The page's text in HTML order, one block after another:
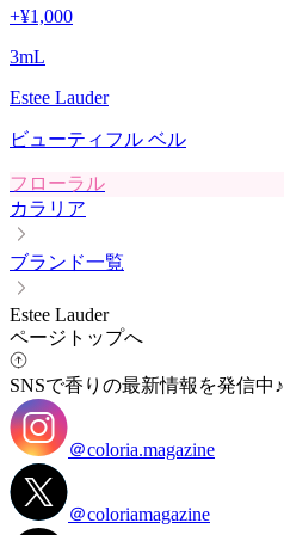
+¥1,000
3mL
Estee Lauder
ビューティフル ベル
フローラル
カラリア
ブランド一覧
Estee Lauder
ページトップへ
SNSで香りの最新情報を発信中♪
＠coloria.magazine
＠coloriamagazine